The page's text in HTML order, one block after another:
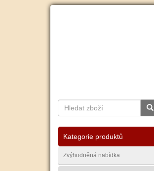
Kategorie produktů
Zvýhodněná nabídka